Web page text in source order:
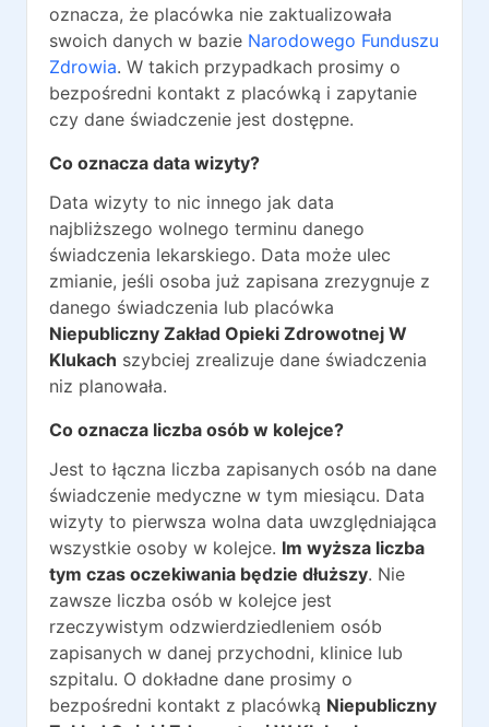
oznacza, że placówka nie zaktualizowała
swoich danych w bazie Narodowego Funduszu
Zdrowia. W takich przypadkach prosimy o
bezpośredni kontakt z placówką i zapytanie
czy dane świadczenie jest dostępne.
Co oznacza data wizyty?
Data wizyty to nic innego jak data
najbliższego wolnego terminu danego
świadczenia lekarskiego. Data może ulec
zmianie, jeśli osoba już zapisana zrezygnuje z
danego świadczenia lub placówka
Niepubliczny Zakład Opieki Zdrowotnej W
Klukach szybciej zrealizuje dane świadczenia
niz planowała.
Co oznacza liczba osób w kolejce?
Jest to łączna liczba zapisanych osób na dane
świadczenie medyczne w tym miesiącu. Data
wizyty to pierwsza wolna data uwzględniająca
wszystkie osoby w kolejce. Im wyższa liczba
tym czas oczekiwania będzie dłuższy. Nie
zawsze liczba osób w kolejce jest
rzeczywistym odzwierdziedleniem osób
zapisanych w danej przychodni, klinice lub
szpitalu. O dokładne dane prosimy o
bezpośredni kontakt z placówką Niepubliczny